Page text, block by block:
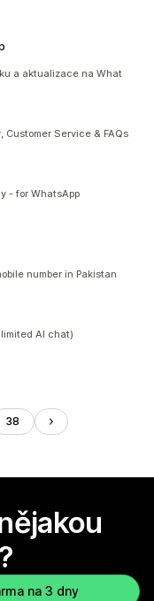
a aktualizace na What
Customer Service & FAQs
- for WhatsApp
number in Pakistan
AI chat)
38
na 3 dny